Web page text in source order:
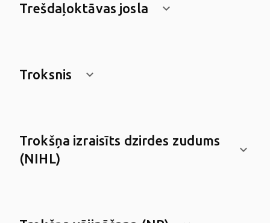
Trešdaļoktāvas josla keyboard_arrow_down
Troksnis keyboard_arrow_down
Trokšņa izraisīts dzirdes zudums
(NIHL)
keyboard_arrow_down